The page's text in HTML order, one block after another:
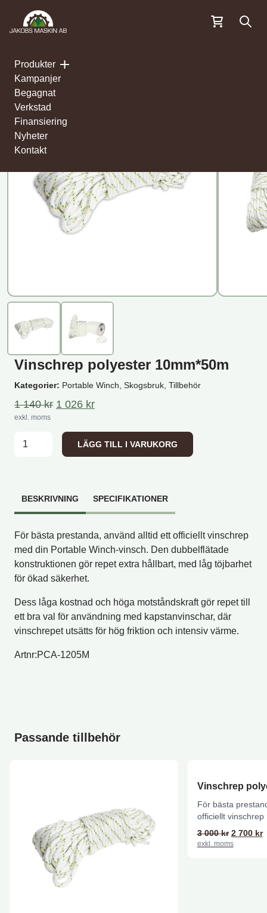
Produkter
Kampanjer
Begagnat
Verkstad
Finansiering
Nyheter
Kontakt
[rank_math_breadcrumb]
Vinschrep polyester 10mm*50m
Kategorier: Portable Winch, Skogsbruk, Tillbehör
1 140kr Det ursprungliga priset var: 1 140 kr.
1 026 krDet nuvarande priset är: 1 026 kr.
exkl. moms
Vinschrep polyester 10mm*50m mängd
LÄGG TILL I VARUKORG
BESKRIVNING SPECIFIKATIONER
För bästa prestanda, använd alltid ett officiellt vinschrep
med din Portable Winch-vinsch. Den dubbelflätade
konstruktionen gör repet extra hållbart, med låg töjbarhet
för ökad säkerhet.
Dess låga kostnad och höga motståndskraft gör repet till
ett bra val för användning med kapstanvinschar, där
vinschrepet utsätts för hög friktion och intensiv värme.
Artnr:PCA-1205M
Passande tillbehör
Vinschrep
För bästa
officiellt
Winch-vinsch.
konstruktionen...
3 000kr Det
2 700 kr
exkl. moms